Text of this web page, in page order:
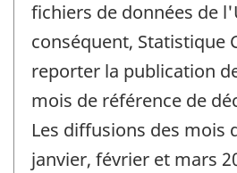
fichiers de données de
conséquent, Statistique
reporter la publication
mois de référence de
Les diffusions des mois
janvier, février et mars